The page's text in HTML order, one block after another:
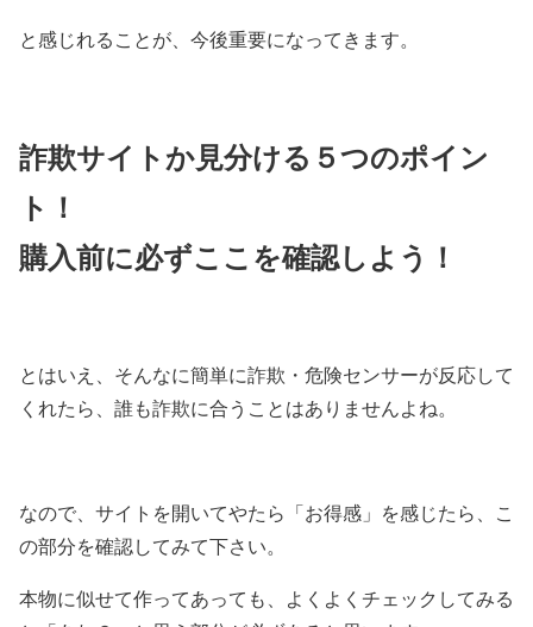
と感じれることが、今後重要になってきます。
詐欺サイトか見分ける５つのポイン
ト！
購入前に必ずここを確認しよう！
とはいえ、そんなに簡単に詐欺・危険センサーが反応して
くれたら、誰も詐欺に合うことはありませんよね。
なので、サイトを開いてやたら「お得感」を感じたら、こ
の部分を確認してみて下さい。
本物に似せて作ってあっても、よくよくチェックしてみる